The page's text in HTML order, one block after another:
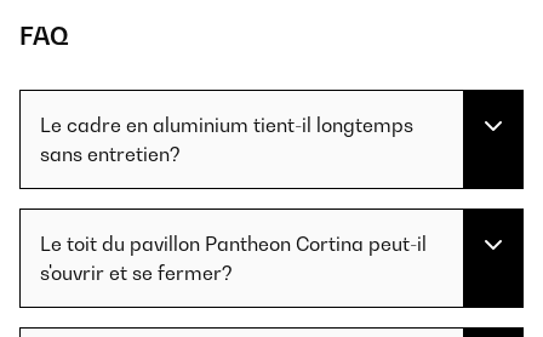
FAQ
Le cadre en aluminium tient-il longtemps
sans entretien?
Le toit du pavillon Pantheon Cortina peut-il
s'ouvrir et se fermer?